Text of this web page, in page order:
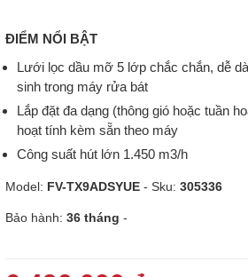
ĐIỂM NỔI BẬT
Lưới lọc dầu mỡ 5 lớp chắc chắn, dễ
sinh trong máy rửa bát
Lắp đặt đa dạng (thông gió hoặc tuần
hoạt tính kèm sẵn theo máy
Công suất hút lớn 1.450 m3/h
Model: FV-TX9ADSYUE - Sku: 305336
Bảo hành: 36 tháng -